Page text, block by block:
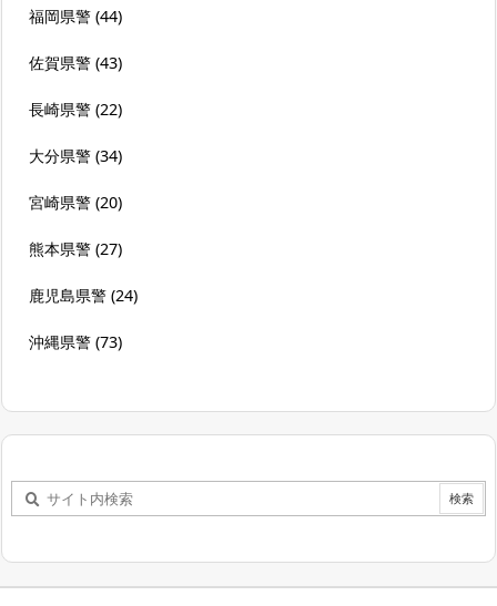
福岡県警 (44)
佐賀県警 (43)
長崎県警 (22)
大分県警 (34)
宮崎県警 (20)
熊本県警 (27)
鹿児島県警 (24)
沖縄県警 (73)